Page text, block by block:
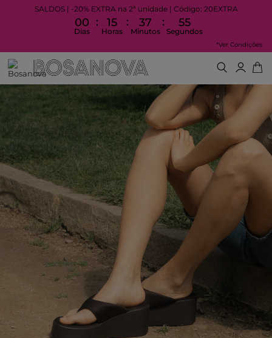
SALDOS | -20% EXTRA na 2ª unidade | Código: 20EXTRA
00
Dias
: 15
Horas
: 37
Minutos
: 55
Segundos
*Ver Condições